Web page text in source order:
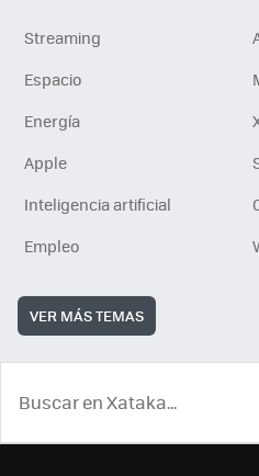
Streaming
Espacio
Energía
Apple
Inteligencia artificial
Empleo
VER MÁS TEMAS